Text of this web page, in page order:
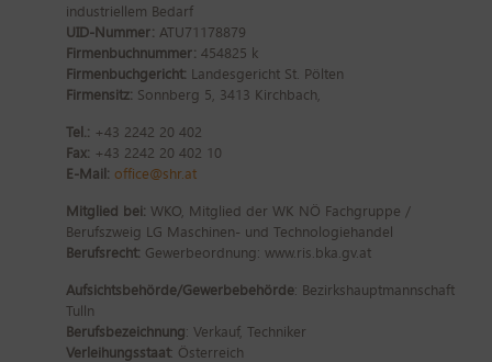
industriellem Bedarf
UID-Nummer: ATU71178879
Firmenbuchnummer: 454825 k
Firmenbuchgericht: Landesgericht St. Pölten
Firmensitz: Sonnberg 5, 3413 Kirchbach,
Tel.: +43 2242 20 402
Fax: +43 2242 20 402 10
E-Mail: office@shr.at
Mitglied bei: WKO, Mitglied der WK NÖ Fachgruppe /
Berufszweig LG Maschinen- und Technologiehandel
Berufsrecht: Gewerbeordnung: www.ris.bka.gv.at
Aufsichtsbehörde/Gewerbebehörde: Bezirkshauptmannschaft
Tulln
Berufsbezeichnung: Verkauf, Techniker
Verleihungsstaat: Österreich